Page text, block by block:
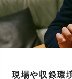
現場や収録環